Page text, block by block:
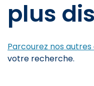
plus
Parcourez nos
votre recherche.